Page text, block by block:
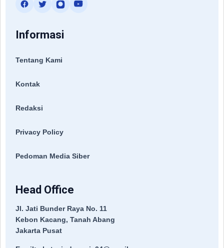
Informasi
Tentang Kami
Kontak
Redaksi
Privacy Policy
Pedoman Media Siber
Head Office
Jl. Jati Bunder Raya No. 11
Kebon Kacang, Tanah Abang
Jakarta Pusat